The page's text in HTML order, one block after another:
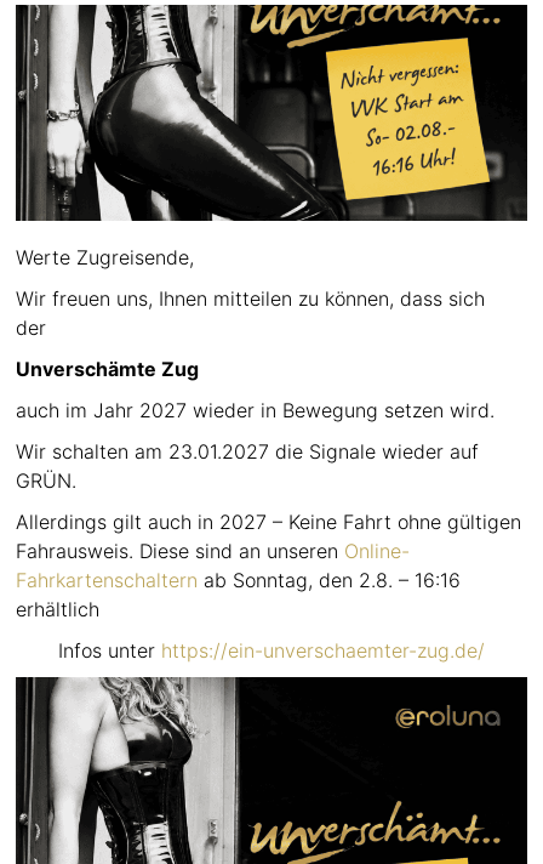
Werte Zugreisende,
Wir freuen uns, Ihnen mitteilen zu können, dass sich
der
Unverschämte Zug
auch im Jahr 2027 wieder in Bewegung setzen wird.
Wir schalten am 23.01.2027 die Signale wieder auf
GRÜN.
Allerdings gilt auch in 2027 – Keine Fahrt ohne gültigen
Fahrausweis. Diese sind an unseren Online-
Fahrkartenschaltern ab Sonntag, den 2.8. – 16:16
erhältlich
Infos unter https://ein-unverschaemter-zug.de/